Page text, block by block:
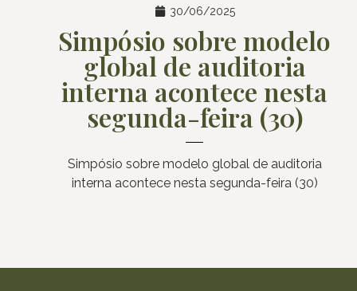
30/06/2025
Simpósio sobre modelo
global de auditoria
interna acontece nesta
segunda-feira (30)
Simpósio sobre modelo global de auditoria
interna acontece nesta segunda-feira (30)